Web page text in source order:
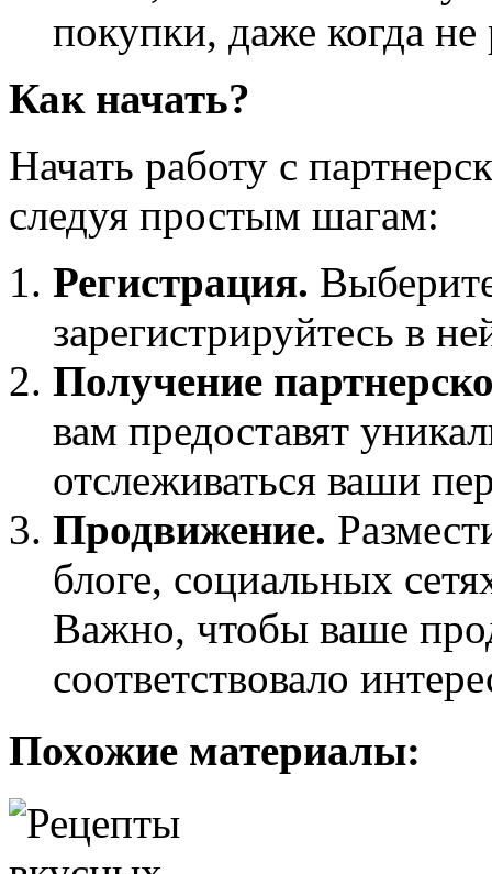
покупки, даже когда не
Как начать?
Начать работу с
следуя простым шагам:
Регистрация.
зарегистрируйтесь в
Получение
вам предоставят
отслеживаться ваши
Продвижение.
блоге, социальных
Важно, чтобы ваше
соответствовало
Похожие материалы: